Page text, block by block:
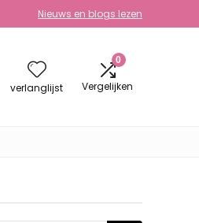
Nieuws en blogs lezen
verlanglijst
0
Vergelijken